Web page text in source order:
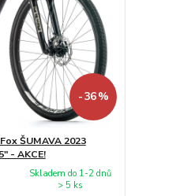
- 36 %
ŠUMAVA 2023
- AKCE!
Skladem do 1-2 dnů
> 5 ks